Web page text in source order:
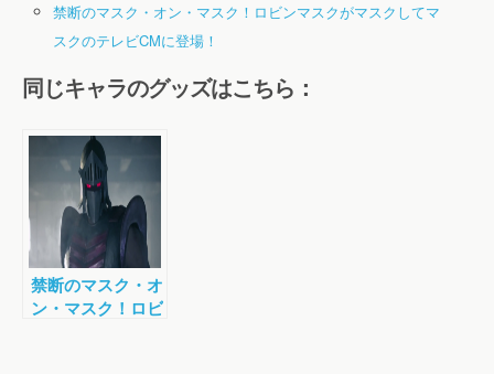
禁断のマスク・オン・マスク！ロビンマスクがマスクしてマ
スクのテレビCMに登場！
同じキャラのグッズはこちら：
禁断のマスク・オ
ン・マスク！ロビ